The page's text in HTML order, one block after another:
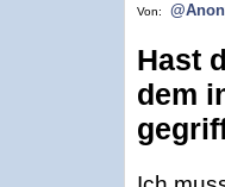
Von:
Hast
dem